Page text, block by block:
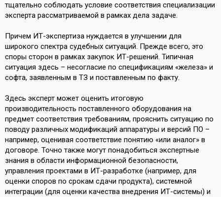
тщательно соблюдать условие соответствия специализации
эксперта рассматриваемой в рамках дела задаче.
Причем ИТ-экспертиза нуждается в улучшении для
широкого спектра судебных ситуаций. Прежде всего, это
споры сторон в рамках закупок ИТ-решений. Типичная
ситуация здесь – несогласие по спецификациям «железа» и
софта, заявленным в ТЗ и поставленным по факту.
Здесь эксперт может оценить итоговую
производительность поставленного оборудования на
предмет соответствия требованиям, прояснить ситуацию по
поводу различных модификаций аппаратуры и версий ПО –
например, оценивая соответствие понятию «или аналог» в
договоре. Точно также могут понадобиться экспертные
знания в области информационной безопасности,
управления проектами в ИТ-разработке (например, для
оценки споров по срокам сдачи продукта), системной
интеграции (для оценки качества внедрения ИТ-системы) и